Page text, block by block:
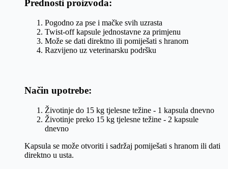
Prednosti proizvoda:
Pogodno za pse i mačke svih uzrasta
Twist-off kapsule jednostavne za primjenu
Može se dati direktno ili pomiješati s hranom
Razvijeno uz veterinarsku podršku
Način upotrebe:
Životinje do 15 kg tjelesne težine - 1 kapsula dnevno
Životinje preko 15 kg tjelesne težine - 2 kapsule
dnevno
Kapsula se može otvoriti i sadržaj pomiješati s hranom ili dati
direktno u usta.